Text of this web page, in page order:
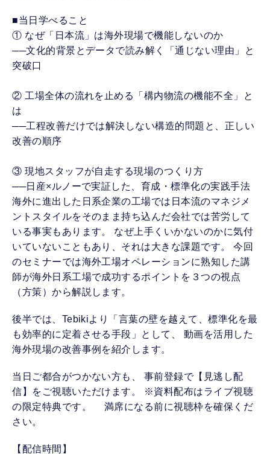
■当日学べること
① なぜ「日本流」は海外現場で機能しないのか
──文化的背景とデータで読み解く「通じない理由」と
突破口
② 工場全体の流れを止める「構内物流の機能不全」と
は
──工程改善だけでは解決しない構造的問題と、正しい
改善の順序
③ 現地スタッフが自走する現場のつくり方
──日産×ルノーで実証した、育成・標準化の実践手法
海外に進出した日系企業の工場では日本流のマネジメ
ントスタイルをそのまま持ち込んだ会社では苦労して
いる事実もあります。 なぜ上手くいかないのかに気付
いていないこともあり、それは大きな課題です。 今回
のセミナーでは海外工場オペレーションに熟知した講
師が海外日系工場で成功するポイントを３つの視点
（方策）から解説します。
後半では、Tebikiより「言葉の壁を越えて、標準化を最
も効率的に定着させる手段」として、 動画を活用した
海外現場の改善事例を紹介します。
当日ご都合がつかない方も、 事前登録で【見逃し配
信】をご視聴いただけます。 ※資料配布はライブ視聴
の限定特典です。 満席になる前に視聴枠を確保くだ
さい。
【配信時間】